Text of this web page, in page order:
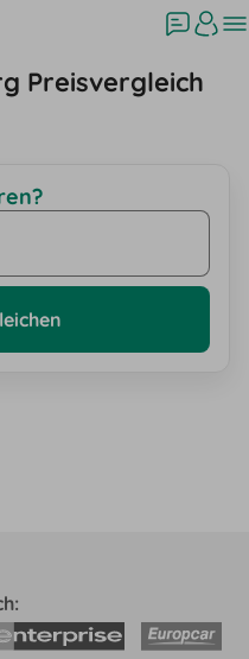
Preisvergleich